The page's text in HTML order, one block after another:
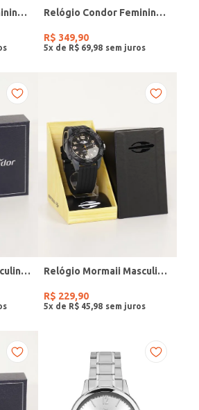
Relógio Condor Feminino DOURADO Relógio Condor Feminino DOURADO
R$ 349,90
5x de R$ 69 98
Relógio Condor Masculino PRETO Relógio Mormaii Masculino PRETO
R$ 229,90
5x de R$ 45 98